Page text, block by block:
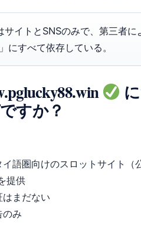
サイトとSNSのみで、第三者
にすべて依存している。
すか？
語圏向けのスロットサイト（
提供
まだない
のみ